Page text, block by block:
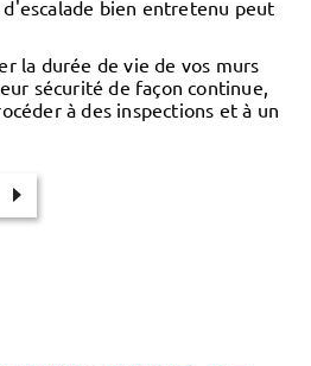
bien entretenu peut
la durée de vie de vos murs
sécurité de façon continue,
à des inspections et à un